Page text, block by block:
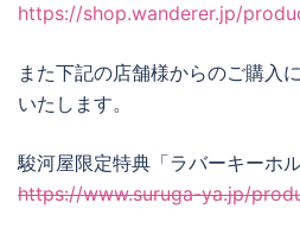
https://shop.wanderer.jp/
また下記の店舗様からのご購入
いたします。
駿河屋限定特典「ラバーキーホ
https://www.suruga-ya.jp/